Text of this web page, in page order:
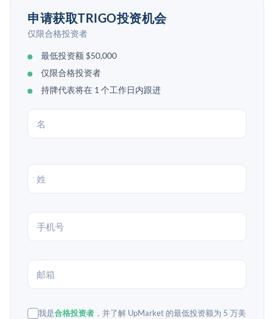
申请获取TRIGO投资机会
仅限合格投资者
最低投资额 $50,000
仅限合格投资者
持牌代表将在 1 个工作日内跟进
我是合格投资者 ，并了解 UpMarket 的最低投资额为 5 万美